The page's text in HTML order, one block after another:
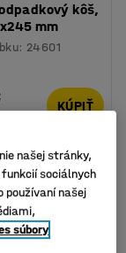
kôš,
mm
: 24601
KÚPIŤ
našej stránky,
sociálnych
používaní našej
súbory